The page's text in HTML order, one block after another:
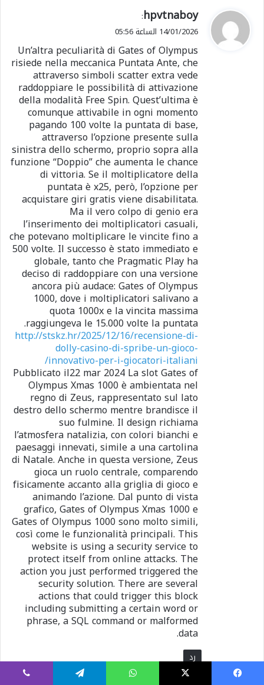
ي
ق
ل
hpvtnaboy
:
14/01/2026 الساعة 05:56
Un’altra peculiarità di Gates of Olympus
risiede nella meccanica Puntata Ante, che
attraverso simboli scatter extra vede
raddoppiare le possibilità di attivazione
della modalità Free Spin. Quest’ultima è
comunque attivabile in ogni momento
pagando 100 volte la puntata di base,
attraverso l’opzione presente sulla
sinistra dello schermo, proprio sopra alla
funzione “Doppio” che aumenta le chance
di vittoria. Se il moltiplicatore della
puntata è x25, però, l’opzione per
acquistare giri gratis viene disabilitata.
Ma il vero colpo di genio era
l’inserimento dei moltiplicatori casuali,
che potevano moltiplicare le vincite fino a
500 volte. Il successo è stato immediato e
globale, tanto che Pragmatic Play ha
deciso di raddoppiare con una versione
ancora più audace: Gates of Olympus
1000, dove i moltiplicatori salivano a
quota 1000x e la vincita massima
raggiungeva le 15.000 volte la puntata.
http://stskz.hr/2025/12/16/recensione-di-
dolly-casino-di-spribe-un-gioco-
innovativo-per-i-giocatori-italiani/
Pubblicato il22 mar 2024 La slot Gates of
Olympus Xmas 1000 è ambientata nel
regno di Zeus, rappresentato sul lato
destro dello schermo mentre brandisce il
suo fulmine. Il design richiama
l’atmosfera natalizia, con colori bianchi e
paesaggi innevati, simile a una cartolina
di Natale. Anche in questa versione, Zeus
gioca un ruolo centrale, comparendo
fisicamente accanto alla griglia di gioco e
animando l’azione. Dal punto di vista
grafico, Gates of Olympus Xmas 1000 e
Gates of Olympus 1000 sono molto simili,
così come le funzionalità principali. This
website is using a security service to
protect itself from online attacks. The
action you just performed triggered the
security solution. There are several
actions that could trigger this block
including submitting a certain word or
phrase, a SQL command or malformed
data.
رد